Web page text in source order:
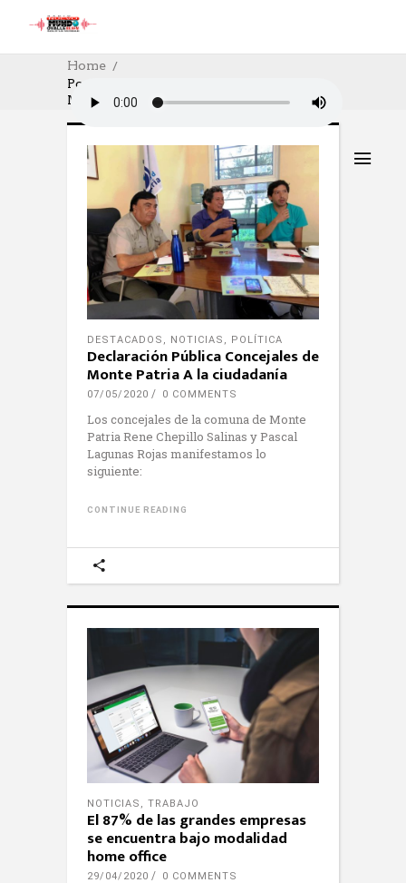
Home
Posts Tagged "Noticias De La Nuevo
Mundo De Ovalle"
DESTACADOS , NOTICIAS , POLÍTICA
Declaración Pública Concejales de
Monte Patria A la ciudadanía
07/05/2020 0 COMMENTS
Los concejales de la comuna de Monte
Patria Rene Chepillo Salinas y Pascal
Lagunas Rojas manifestamos lo
siguiente:
CONTINUE READING
NOTICIAS , TRABAJO
El 87% de las grandes empresas
se encuentra bajo modalidad
home office
29/04/2020 0 COMMENTS